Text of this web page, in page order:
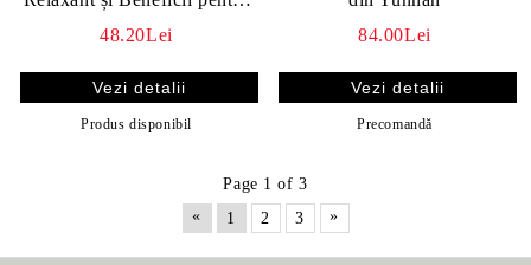
Sănătate
48.20Lei
Vezi detalii
Produs disponibil
84.00Lei
Vezi detalii
Precomandă
Page 1 of 3
«
1 2 3 »